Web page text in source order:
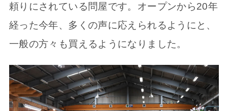
頼りにされている問屋です。オープンから20年
経った今年、多くの声に応えられるようにと、
一般の方々も買えるようになりました。